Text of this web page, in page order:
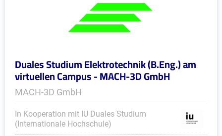
Duales Studium Elektrotechnik (B.Eng.) am
virtuellen Campus - MACH-3D GmbH
MACH-3D GmbH
In Kooperation mit IU Duales Studium
(Internationale Hochschule)